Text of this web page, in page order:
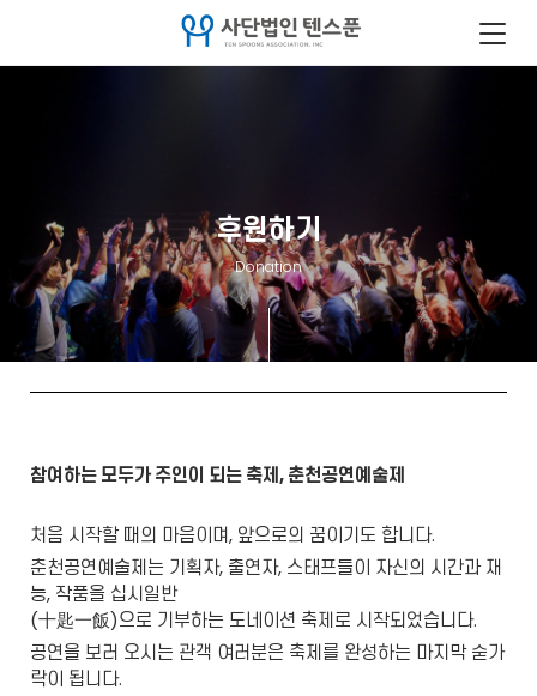
후원하기
Donation
참여하는 모두가 주인이 되는 축제, 춘천공연예술제
처음 시작할 때의 마음이며, 앞으로의 꿈이기도 합니다.
춘천공연예술제는 기획자, 출연자, 스태프들이 자신의 시간과 재
능, 작품을 십시일반
(十匙一飯)으로 기부하는 도네이션 축제로 시작되었습니다.
공연을 보러 오시는 관객 여러분은 축제를 완성하는 마지막 숟가
락이 됩니다.